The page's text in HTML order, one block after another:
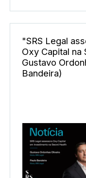
"SRS Legal
Oxy Capital
Gustavo
Bandeira)